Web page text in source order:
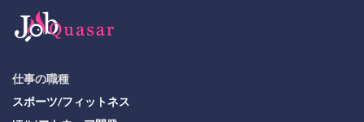
仕事の職種
スポーツ/フィットネス